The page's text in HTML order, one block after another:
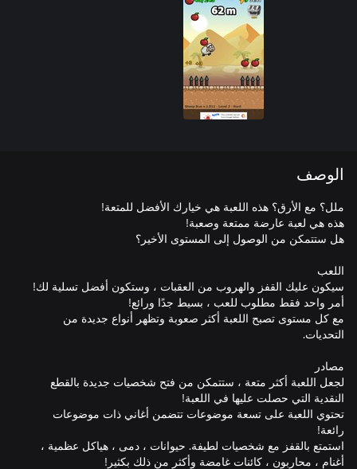
الوصف
مع كل مستوى تصبح اللعبة أكثر صعوبة وتظهر أنواع جديدة من
لجعل اللعبة أكثر متعة ، ستتمكن من فتح شخصيات جديدة بالقطع
تحتوي اللعبة على تسعة موضوعات تتضمن أغاني ذات موضوعات
استمتع بالقفز مع شخصيات لطيفة. حيوانات ، دمى ، هياكل عظمية ،